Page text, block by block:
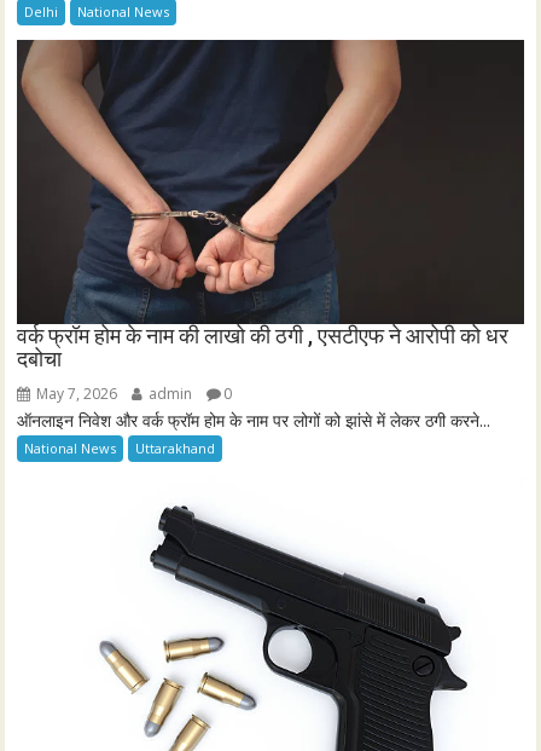
Delhi National News
वर्क फ्रॉम होम के नाम की लाखो की ठगी , एसटीएफ ने आरोपी को धर
दबोचा
May 7, 2026 admin 0
ऑनलाइन निवेश और वर्क फ्रॉम होम के नाम पर लोगों को झांसे में लेकर ठगी करने...
National News Uttarakhand